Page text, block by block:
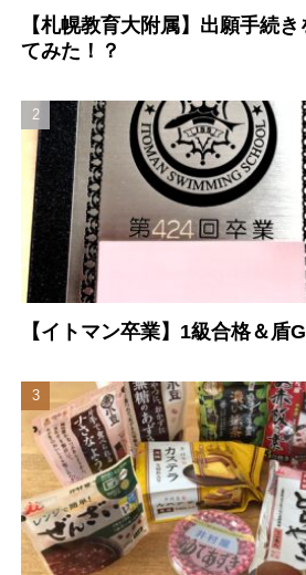
【札幌教育大附属】出願手続
てみた！？
【イトマン卒業】1級合格＆盾